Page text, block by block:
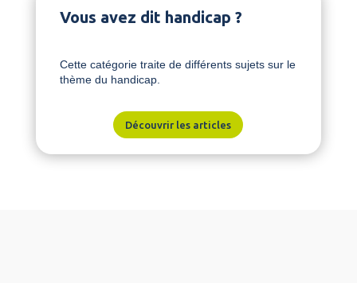
Vous avez dit handicap ?
Cette catégorie traite de différents sujets sur le
thème du handicap.
Découvrir les articles